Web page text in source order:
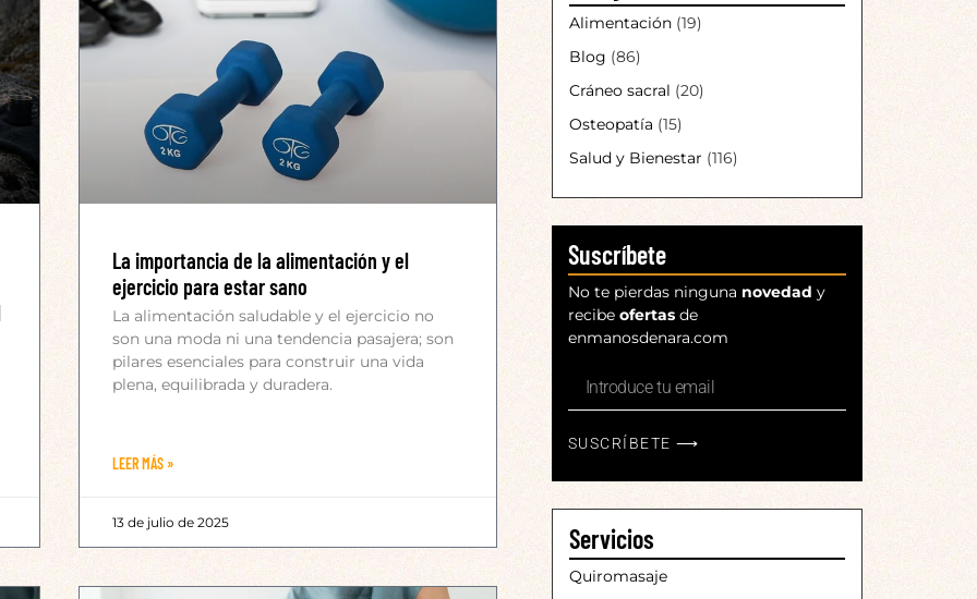
La importancia de la alimentación y el
ejercicio para estar sano
La alimentación saludable y el ejercicio no
son una moda ni una tendencia pasajera; son
pilares esenciales para construir una vida
plena, equilibrada y duradera.
LEER MÁS »
13 de julio de 2025
Alimentación(19)
Blog (86)
Cráneo sacral (20)
Osteopatía (15)
Salud y Bienestar (116)
Suscríbete
No te pierdas ninguna novedad y
recibe ofertasde
enmanosdenara.com
SUSCRÍBETE ⟶
Servicios
Quiromasaje